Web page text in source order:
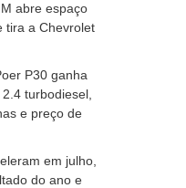
abre espaço
tira a Chevrolet
P30 ganha
turbodiesel,
e preço de
em julho,
do ano e